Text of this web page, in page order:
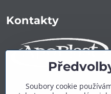
Kontakty
ApoPlast.czSoubory cookie